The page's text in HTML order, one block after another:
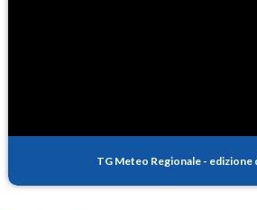
TG Meteo Regionale - edizione